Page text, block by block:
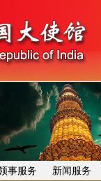
事服务 新闻服务